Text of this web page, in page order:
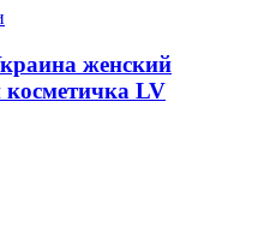
женский
косметичка LV